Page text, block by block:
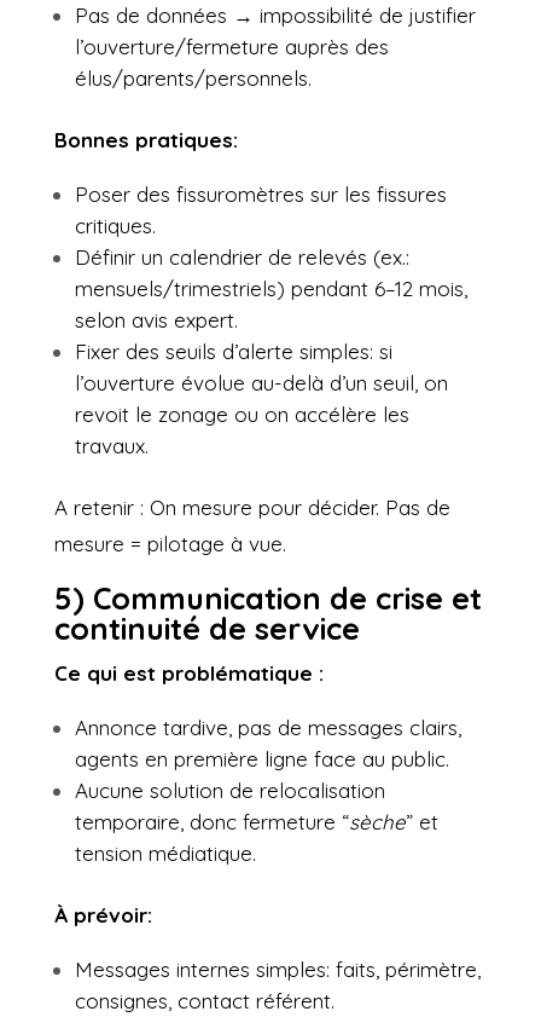
Pas de données → impossibilité de justifier
l’ouverture/fermeture auprès des
élus/parents/personnels.
Bonnes pratiques:
Poser des fissuromètres sur les fissures
critiques.
Définir un calendrier de relevés (ex.:
mensuels/trimestriels) pendant 6–12 mois,
selon avis expert.
Fixer des seuils d’alerte simples: si
l’ouverture évolue au-delà d’un seuil, on
revoit le zonage ou on accélère les
travaux.
A retenir : On mesure pour décider. Pas de
mesure = pilotage à vue.
5) Communication de crise et
continuité de service
Ce qui est problématique :
Annonce tardive, pas de messages clairs,
agents en première ligne face au public.
Aucune solution de relocalisation
temporaire, donc fermeture “sèche” et
tension médiatique.
À prévoir:
Messages internes simples: faits, périmètre,
consignes, contact référent.